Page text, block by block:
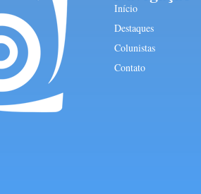
Início
Destaques
Colunistas
Contato